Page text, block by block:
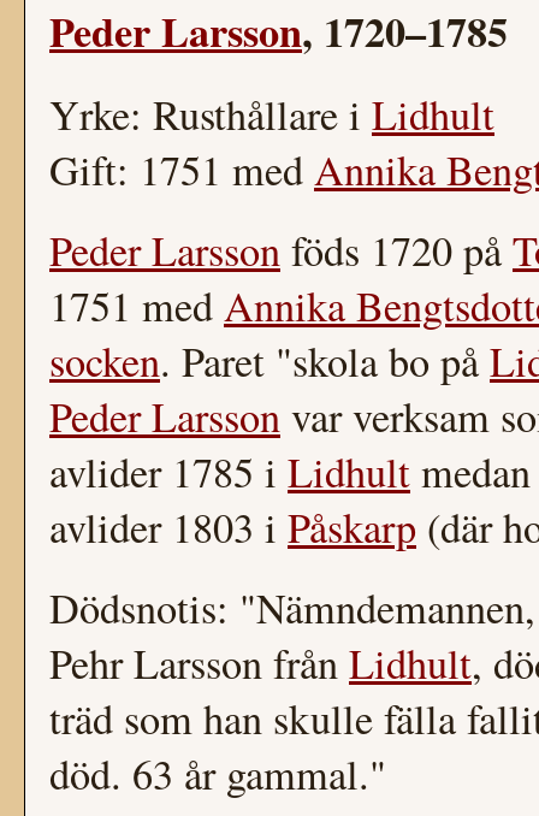
Peder Larsson, 1720–1785
Yrke: Rusthållare i Lidhult
Gift: 1751 medAnnika
Peder Larssonföds 1720 på
1751 medAnnika
socken. Paret "skola bo på
Peder Larssonvar verksam
avlider 1785 i Lidhult
avlider 1803 i Påskarp (där
Dödsnotis:
Pehr Larsson frånLidhult,
träd som han skulle fälla
död. 63 år gammal."